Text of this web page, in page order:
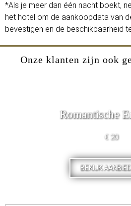
*Als je meer dan één nacht boekt,
het hotel om de aankoopdata van
bevestigen en de beschikbaarheid
Onze klanten zijn ook
Romantische
€ 20
BEKIJK